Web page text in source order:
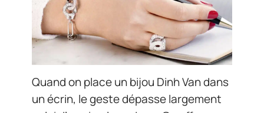
Quand on place un bijou Dinh Van dans
un écrin, le geste dépasse largement